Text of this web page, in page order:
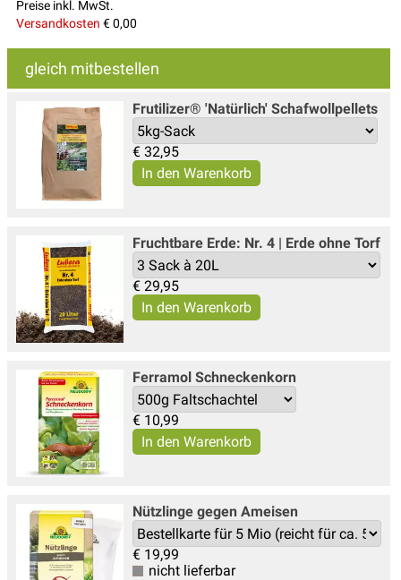
Preise inkl. MwSt.
Versandkosten € 0,00
gleich mitbestellen
Frutilizer® 'Natürlich' Schafwollpellets
€ 32,95
Fruchtbare Erde: Nr. 4 | Erde ohne Torf
€ 29,95
Ferramol Schneckenkorn
€ 10,99
Nützlinge gegen Ameisen
€ 19,99
nicht lieferbar